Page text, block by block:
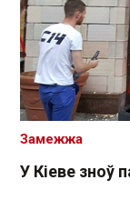
У Кіеве зноў
Замежжа